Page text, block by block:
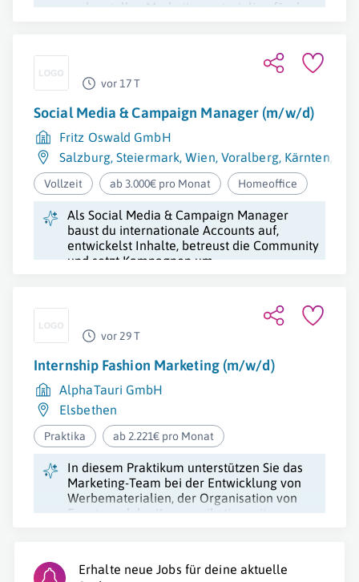
und erstellen Marketingmaterialien für das
vor 17 T
Social Media & Campaign Manager (m/w/d)
Fritz Oswald GmbH
Salzburg,Steiermark,Wien, Voralberg, Kärnten,
Vollzeit ab 3.000€ pro Monat Homeoffice
Als Social Media & Campaign Manager
baust du internationale Accounts auf,
entwickelst Inhalte, betreust die Community
und setzt Kampagnen um.
vor 29 T
Internship Fashion Marketing (m/w/d)
AlphaTauri GmbH
Elsbethen
Praktika ab 2.221€ pro Monat
In diesem Praktikum unterstützen Sie das
Marketing-Team bei der Entwicklung von
Werbematerialien, der Organisation von
Events und der Kommunikation mit
Erhalte neue Jobs für deine aktuelle